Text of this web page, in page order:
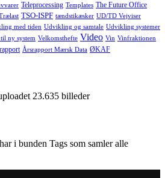
Teleprocessing Templates The Future Office
TSO-ISPF tændstikæsker UD/TD Vejviser
med tiden Udvikling og samtale Udvikling systemer
til ny system Velkomsthefte Video Vin Vinfraktionen
Årsrapport Mærsk Data ØKAF
23.635 billeder
i bunden Tags som samler alle